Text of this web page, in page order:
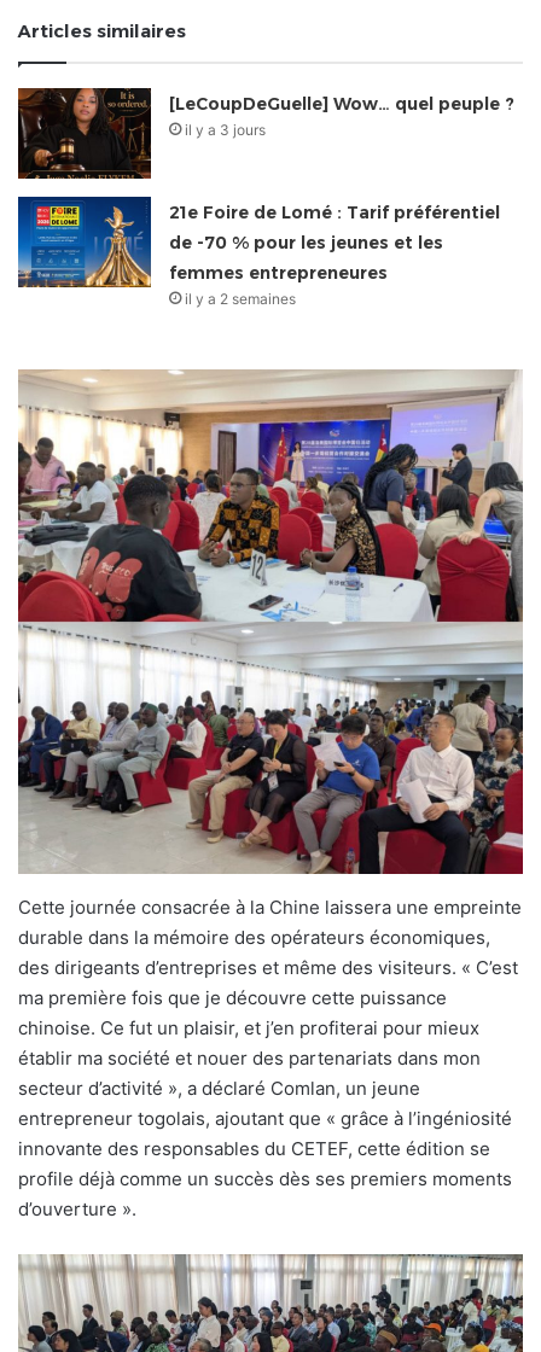
Articles similaires
[LeCoupDeGuelle] Wow… quel peuple ?
il y a 3 jours
21e Foire de Lomé : Tarif préférentiel
de -70 % pour les jeunes et les
femmes entrepreneures
il y a 2 semaines
Cette journée consacrée à la Chine laissera une empreinte
durable dans la mémoire des opérateurs économiques,
des dirigeants d’entreprises et même des visiteurs. « C’est
ma première fois que je découvre cette puissance
chinoise. Ce fut un plaisir, et j’en profiterai pour mieux
établir ma société et nouer des partenariats dans mon
secteur d’activité », a déclaré Comlan, un jeune
entrepreneur togolais, ajoutant que « grâce à l’ingéniosité
innovante des responsables du CETEF, cette édition se
profile déjà comme un succès dès ses premiers moments
d’ouverture ».